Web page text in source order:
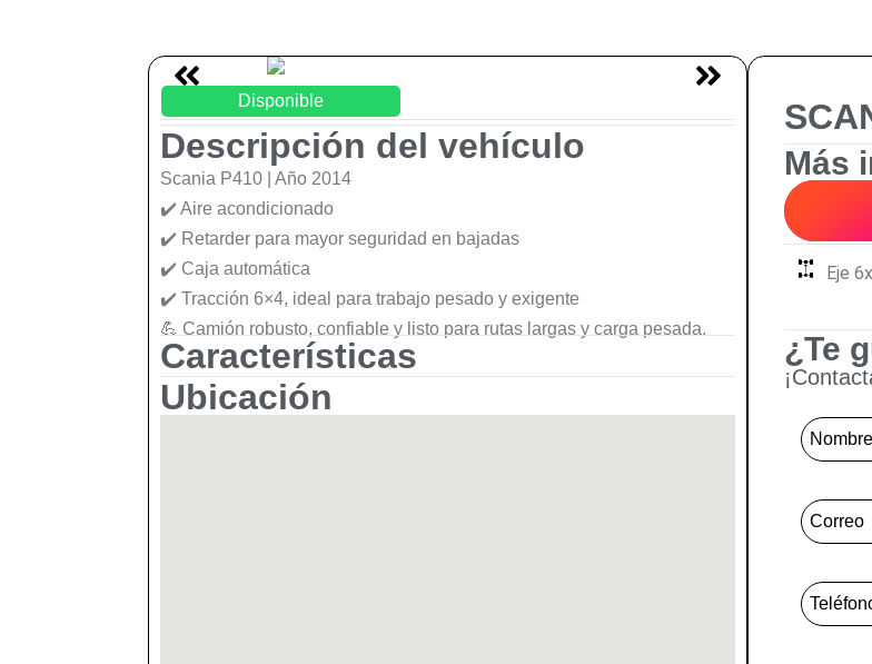
Disponible
Descripción del vehículo
Scania P410 | Año 2014
✔️ Aire acondicionado
✔️ Retarder para mayor seguridad en bajadas
✔️ Caja automática
✔️ Tracción 6×4, ideal para trabajo pesado y exigente
💪 Camión robusto, confiable y listo para rutas largas y carga pesada.
Características
Ubicación
Más
Eje
¿Te